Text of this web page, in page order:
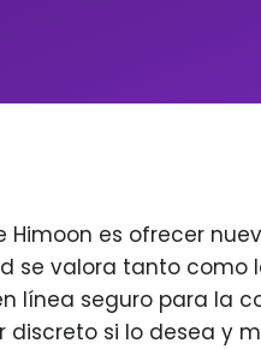
Himoon es ofrecer
se valora tanto como
línea seguro para la
discreto si lo desea y